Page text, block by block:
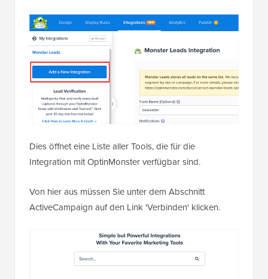
Dies öffnet eine Liste aller Tools, die für die
Integration mit OptinMonster verfügbar sind.
Von hier aus müssen Sie unter dem Abschnitt
ActiveCampaign auf den Link 'Verbinden' klicken.